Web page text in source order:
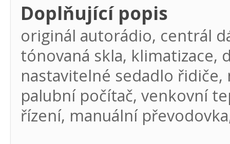
Doplňující popis
originál autorádio, centrál
tónovaná skla, klimatizace,
nastavitelné sedadlo
palubní počítač, venkovní
řízení, manuální